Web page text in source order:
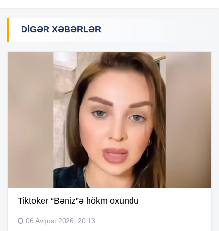
DIGƏR XƏBƏRLƏR
Tiktoker “Bəniz”ə hökm oxundu
06 Avqust 2026, 20:13